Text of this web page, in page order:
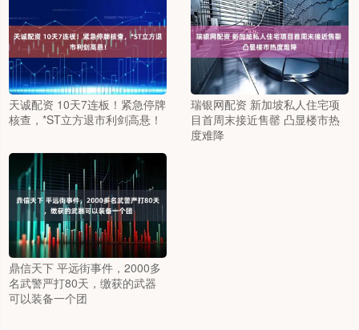
天诚配资 10天7连板！紧急停牌
核查，*ST立方退市利剑高悬！
瑞银网配资 新加坡私人住宅项
目首周末接近售罄 凸显楼市热
度难降
鼎信天下 平远街事件，2000多
名武警严打80天，缴获的武器
可以装备一个团